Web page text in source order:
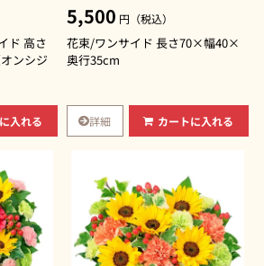
ド 高さ
ンシジ
入れる
5,500 円（税込）
花束/ワンサイド 長さ70×幅40×
奥行35cm
詳細 カートに入れる